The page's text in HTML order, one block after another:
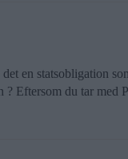
en statsobligation
Eftersom du tar med